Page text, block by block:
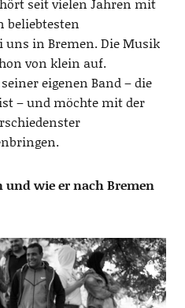
beliebtesten
in Bremen. Die Musik
von klein auf.
eigenen Band – die
– und möchte mit der
und wie er nach Bremen